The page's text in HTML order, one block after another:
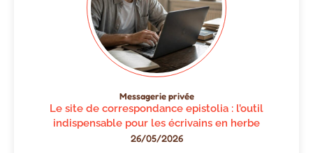
Messagerie privée
Le site de correspondance epistolia : l’outil
indispensable pour les écrivains en herbe
26/05/2026